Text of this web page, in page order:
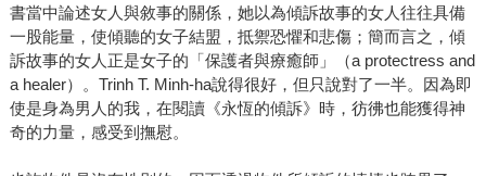
書當中論述女人與敘事的關係，她以為傾訴故事的女人往往具備
一股能量，使傾聽的女子結盟，抵禦恐懼和悲傷；簡而言之，傾
訴故事的女人正是女子的「保護者與療癒師」（a protectress and
a healer）。Trinh T. Minh-ha說得很好，但只說對了一半。因為即
使是身為男人的我，在閱讀《永恆的傾訴》時，彷彿也能獲得神
奇的力量，感受到撫慰。